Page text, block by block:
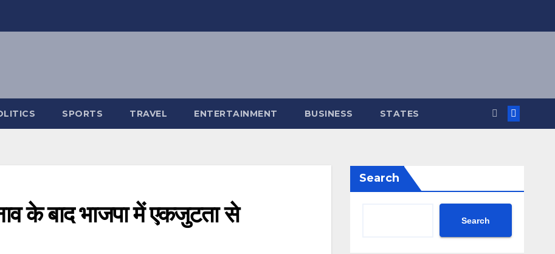
SPORTS TRAVEL ENTERTAINMENT BUSINESS STATES
के बाद भाजपा में एकजुटता से
Search
Search